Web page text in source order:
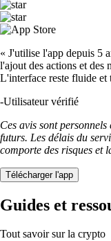
« J'utilise l'app depuis 5
l'ajout des actions et des
L'interface reste fluide et
-Utilisateur vérifié
Ces avis sont
futurs. Les délais du
comporte des risques et
Télécharger l'app
Guides et
Tout savoir sur la crypto